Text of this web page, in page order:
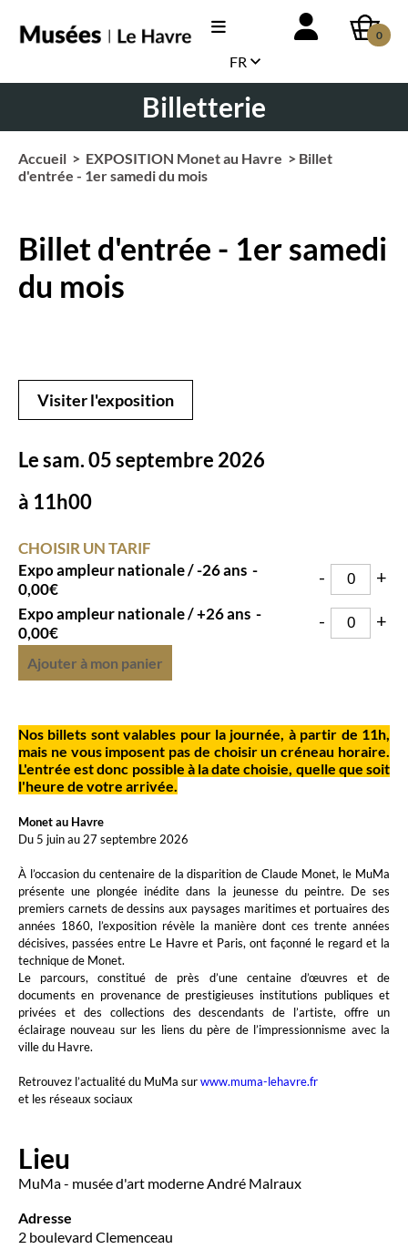
0
FR
Billetterie
Accueil > EXPOSITION Monet au Havre > Billet
d'entrée - 1er samedi du mois
Billet d'entrée - 1er samedi
du mois
Visiter l'exposition
Le sam. 05 septembre 2026
à 11h00
CHOISIR UN TARIF
Expo ampleur nationale / -26 ans -
0,00€
- +
Expo ampleur nationale / +26 ans -
0,00€
- +
Ajouter à mon panier
Nos billets sont valables pour la journée, à partir de 11h,
mais ne vous imposent pas de choisir un créneau horaire.
L'entrée est donc possible à la date choisie, quelle que soit
l'heure de votre arrivée.
Monet au Havre
Du 5 juin au 27 septembre 2026
À l’occasion du centenaire de la disparition de Claude Monet, le MuMa
présente une plongée inédite dans la jeunesse du peintre. De ses
premiers carnets de dessins aux paysages maritimes et portuaires des
années 1860, l’exposition révèle la manière dont ces trente années
décisives, passées entre Le Havre et Paris, ont façonné le regard et la
technique de Monet.
Le parcours, constitué de près d’une centaine d’œuvres et de
documents en provenance de prestigieuses institutions publiques et
privées et des collections des descendants de l’artiste, offre un
éclairage nouveau sur les liens du père de l’impressionnisme avec la
ville du Havre.
Retrouvez l’actualité du MuMa surwww.muma-lehavre.fr
et les réseaux sociaux
Lieu
MuMa - musée d'art moderne André Malraux
Adresse
2 boulevard Clemenceau